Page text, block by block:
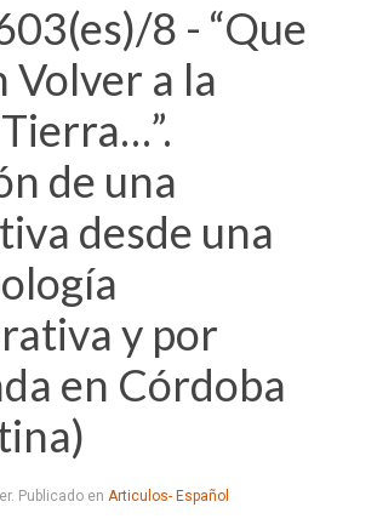
8 - “Que
Volver a la
de una
desde una
y por
en Córdoba
Publicado en Articulos- Español